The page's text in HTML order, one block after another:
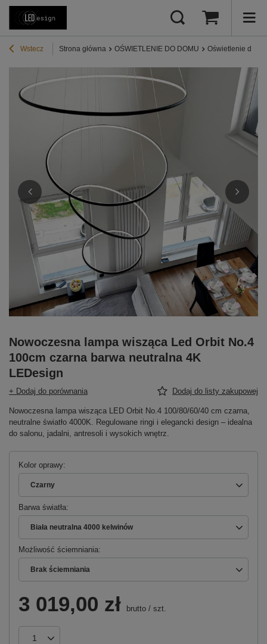
Wstecz Strona główna OŚWIETLENIE DO DOMU Oświetlenie do
Nowoczesna lampa wisząca Led Orbit No.4
100cm czarna barwa neutralna 4K
LEDesign
+ Dodaj do porównania Dodaj do listy zakupowej
Nowoczesna lampa wisząca LED Orbit No.4 100/80/60/40 cm czarna,
neutralne światło 4000K. Regulowane ringi i elegancki design – idealna
do salonu, jadalni, antresoli i wysokich wnętrz.
Kolor oprawy
Czarny
Barwa światła
Biała neutralna 4000 kelwinów
Możliwość ściemniania
Brak ściemniania
3 019,00 zł brutto / szt.